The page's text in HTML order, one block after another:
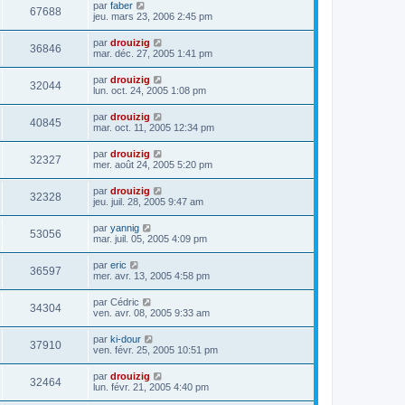
67688 par faber
jeu. mars 23, 2006 2:45 pm
36846 par drouizig
mar. déc. 27, 2005 1:41 pm
32044 par drouizig
lun. oct. 24, 2005 1:08 pm
40845 par drouizig
mar. oct. 11, 2005 12:34 pm
32327 par drouizig
mer. août 24, 2005 5:20 pm
32328 par drouizig
jeu. juil. 28, 2005 9:47 am
53056 par yannig
mar. juil. 05, 2005 4:09 pm
36597 par eric
mer. avr. 13, 2005 4:58 pm
34304 par Cédric
ven. avr. 08, 2005 9:33 am
37910 par ki-dour
ven. févr. 25, 2005 10:51 pm
32464 par drouizig
lun. févr. 21, 2005 4:40 pm